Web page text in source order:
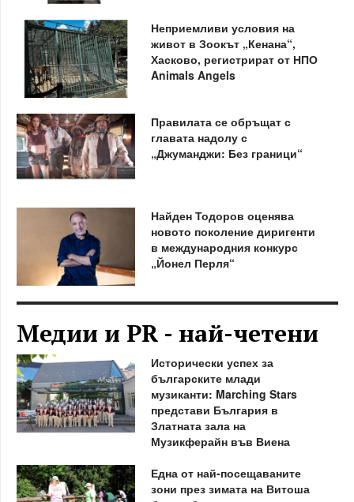
Неприемливи условия на
живот в Зоокът „Кенана“,
Хасково, регистрират от НПО
Animals Angels
Правилата се обръщат с
главата надолу с
„Джуманджи: Без граници“
Найден Тодоров оценява
новото поколение диригенти
в международния конкурс
„Йонел Перля“
Медии и PR - най-четени
Исторически успех за
българските млади
музиканти: Marching Stars
представи България в
Златната зала на
Музикферайн във Виена
Една от най-посещаваните
зони през зимата на Витоша